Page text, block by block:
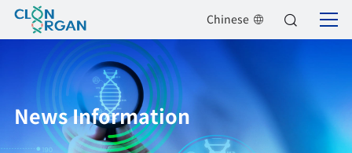
Chinese
News Information